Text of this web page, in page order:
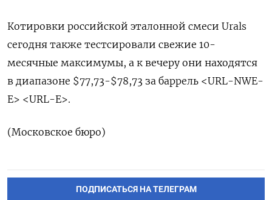
Котировки российской эталонной смеси Urals
сегодня также тестсировали свежие 10-
месячные максимумы, а к вечеру они находятся
в диапазоне $77,73-$78,73 за баррель <URL-NWE-
E> <URL-E>.
(Московское бюро)
ПОДПИСАТЬСЯ НА ТЕЛЕГРАМ